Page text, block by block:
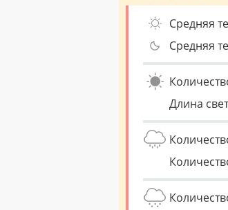
Средняя
Средняя
Длина